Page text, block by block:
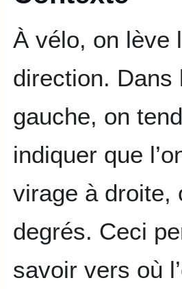
À vélo, on lève
direction.
gauche, on
indiquer que
virage à droite,
degrés. Ceci
savoir vers où